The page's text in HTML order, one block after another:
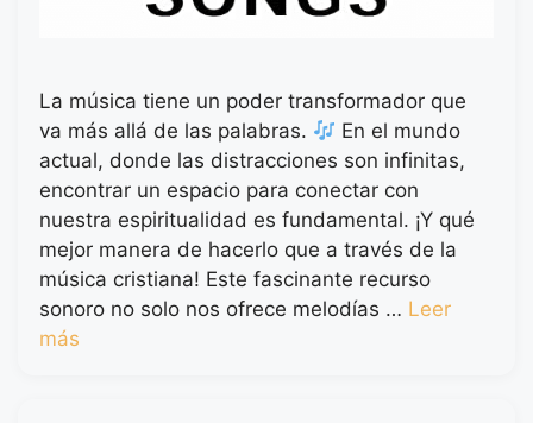
La música tiene un poder transformador que
va más allá de las palabras.
En el mundo
actual, donde las distracciones son infinitas,
encontrar un espacio para conectar con
nuestra espiritualidad es fundamental. ¡Y qué
mejor manera de hacerlo que a través de la
música cristiana! Este fascinante recurso
sonoro no solo nos ofrece melodías … Leer
más